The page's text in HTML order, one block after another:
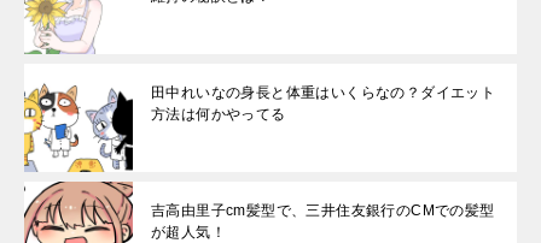
田中れいなの身長と体重はいくらなの？ダイエット
方法は何かやってる
吉高由里子cm髪型で、三井住友銀行のCMでの髪型
が超人気！